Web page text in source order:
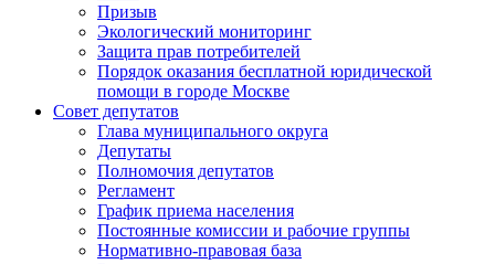
Призыв
Экологический мониторинг
Защита прав потребителей
Порядок оказания бесплатной юридической
помощи в городе Москве
Совет депутатов
Глава муниципального округа
Депутаты
Полномочия депутатов
Регламент
График приема населения
Постоянные комиссии и рабочие группы
Нормативно-правовая база